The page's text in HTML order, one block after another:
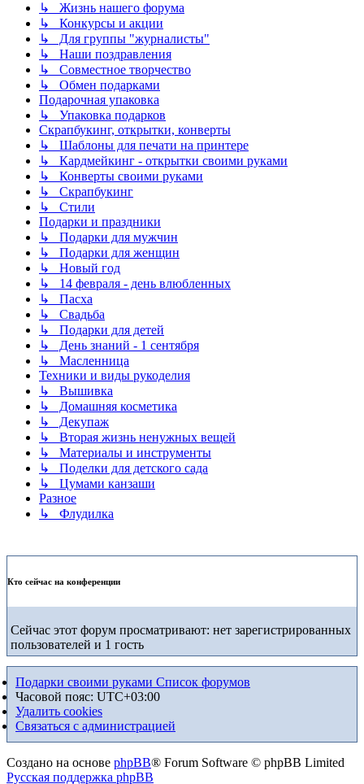
↳ Жизнь нашего форума
↳ Конкурсы и акции
↳ Для группы "журналисты"
↳ Наши поздравления
↳ Совместное творчество
↳ Обмен подарками
Подарочная упаковка
↳ Упаковка подарков
Скрапбукинг, открытки, конверты
↳ Шаблоны для печати на принтере
↳ Кардмейкинг - открытки своими руками
↳ Конверты своими руками
↳ Скрапбукинг
↳ Стили
Подарки и праздники
↳ Подарки для мужчин
↳ Подарки для женщин
↳ Новый год
↳ 14 февраля - день влюбленных
↳ Пасха
↳ Свадьба
↳ Подарки для детей
↳ День знаний - 1 сентября
↳ Масленница
Техники и виды рукоделия
↳ Вышивка
↳ Домашняя косметика
↳ Декупаж
↳ Вторая жизнь ненужных вещей
↳ Материалы и инструменты
↳ Поделки для детского сада
↳ Цумами канзаши
Разное
↳ Флудилка
Кто сейчас на конференции
Сейчас этот форум просматривают: нет зарегистрированных
пользователей и 1 гость
Подарки своими руками Список форумов
Часовой пояс: UTC+03:00
Удалить cookies
Связаться с администрацией
Создано на основе phpBB® Forum Software © phpBB Limited
Русская поддержка phpBB